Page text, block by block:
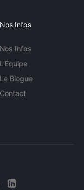
Nos Infos
Nos Infos
L'Équipe
Le Blogue
Contact